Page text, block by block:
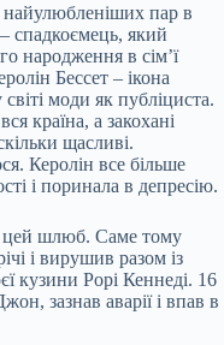
пар в
спадкоємець, який
народження в сім’ї
Бессет – ікона
моди як публіциста.
країна, а закохані
щасливі.
Керолін все більше
і поринала в депресію.
цей шлюб. Саме тому
і вирушив разом із
кузини Рорі Кеннеді. 16
зазнав аварії і впав в